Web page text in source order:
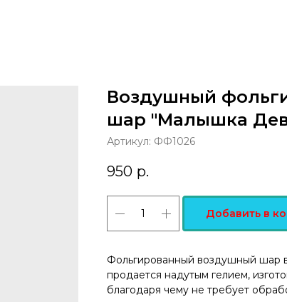
Воздушный
шар "Малышка
Артикул: ФФ1026
950 р.
Добавить в
Фольгированный воздушный шар
продается надутым гелием,
благодаря чему не требует